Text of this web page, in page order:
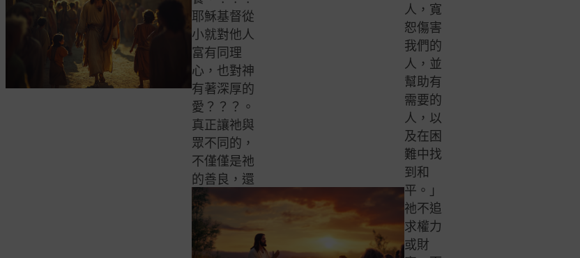
耶穌基督從
小就對他人
富有同理
心，也對神
有著深厚的
愛？？？。
真正讓祂與
眾不同的，
不僅僅是祂
的善良，還
有祂宣告自
己是神之子
的事實。
人，寬
恕傷害
我們的
人，並
幫助有
需要的
人，以
及在困
難中找
到和
平。」
祂不追
求權力
或財